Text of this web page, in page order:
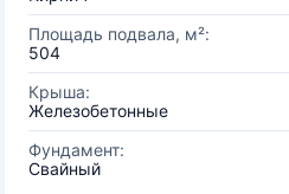
Площадь подвала, м²:
504
Крыша:
Железобетонные
Фундамент:
Свайный